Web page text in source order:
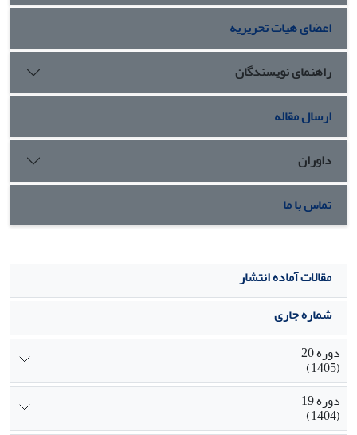
معنادار وجود داشت و این ویژگی توانسته این سبک هویتی را
بهصورت معناداری پیشبینی کند. بر اساس
یافتههای پژوهش حاضر میتوان تا حدی به نوجوانان در دستیابی به
هویتی موفق بر اساس مؤلفههای
شخصیتیشان یاری رساند.
اعضای هیات تحریریه
راهنمای نویسندگان
ارسال مقاله
داوران
تماس با ما
مقالات آماده انتشار
شماره جاری
دوره 20
(1405)
دوره 19
(1404)